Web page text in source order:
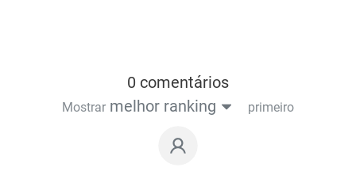
0 comentários
Mostrar melhor ranking primeiro